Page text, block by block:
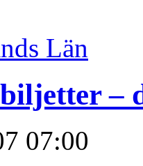
Län
–
07:00